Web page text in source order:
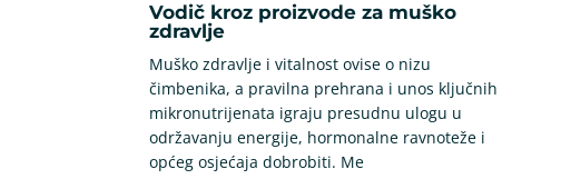
Vodič kroz proizvode za muško
zdravlje
Muško zdravlje i vitalnost ovise o nizu
čimbenika, a pravilna prehrana i unos ključnih
mikronutrijenata igraju presudnu ulogu u
održavanju energije, hormonalne ravnoteže i
općeg osjećaja dobrobiti. Me